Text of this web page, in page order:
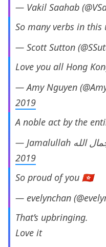
— Vakil Saahab
So many verbs in
— Scott Sutton
Love you all Hong
— Amy Nguyen
2019
A noble act by the
2019
So proud of you 🇭🇰
— evelynchan
That’s upbringing.
Love it